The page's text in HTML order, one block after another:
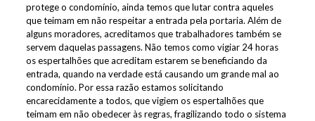
protege o condomínio, ainda temos que lutar contra aqueles
que teimam em não respeitar a entrada pela portaria. Além de
alguns moradores, acreditamos que trabalhadores também se
servem daquelas passagens. Não temos como vigiar 24 horas
os espertalhões que acreditam estarem se beneficiando da
entrada, quando na verdade está causando um grande mal ao
condomínio. Por essa razão estamos solicitando
encarecidamente a todos, que vigiem os espertalhões que
teimam em não obedecer às regras, fragilizando todo o sistema